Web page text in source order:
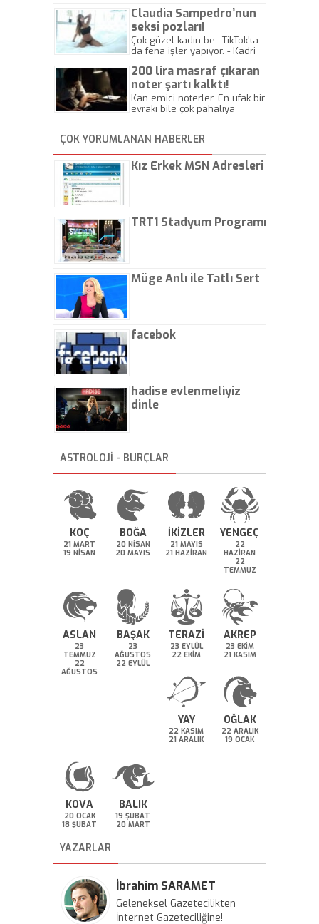
Claudia Sampedro’nun
seksi pozları!
Çok güzel kadın be.. TikTok'ta
da fena işler yapıyor. - Kadri
200 lira masraf çıkaran
noter şartı kalktı!
Kan emici noterler. En ufak bir
evrakı bile çok pahalıya
kaptırıyorsunuz. - Kayhan
Gezenti
ÇOK YORUMLANAN HABERLER
Kız Erkek MSN Adresleri
TRT1 Stadyum Programı
Müge Anlı ile Tatlı Sert
facebok
hadise evlenmeliyiz
dinle
ASTROLOJİ - BURÇLAR
KOÇ
21 MART
19 NİSAN
BOĞA
20 NİSAN
20 MAYIS
İKİZLER
21 MAYIS
21 HAZİRAN
YENGEÇ
22
HAZİRAN
22
TEMMUZ
ASLAN
23
TEMMUZ
22
AĞUSTOS
BAŞAK
23
AĞUSTOS
22 EYLÜL
TERAZİ
23 EYLÜL
22 EKİM
AKREP
23 EKİM
21 KASIM
YAY
22 KASIM
21 ARALIK
OĞLAK
22 ARALIK
19 OCAK
KOVA
20 OCAK
18 ŞUBAT
BALIK
19 ŞUBAT
20 MART
YAZARLAR
İbrahim SARAMET
Geleneksel Gazetecilikten
İnternet Gazeteciliğine!